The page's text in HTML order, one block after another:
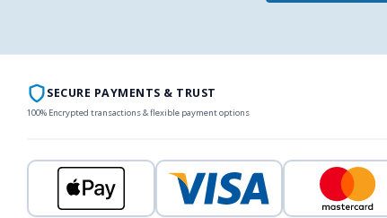
SECURE PAYMENTS & TRUST
100% Encrypted transactions & flexible payment options